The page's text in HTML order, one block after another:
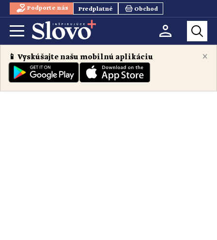
Podporte nás Predplatné Obchod
×
📱 Vyskúšajte našu mobilnú aplikáciu